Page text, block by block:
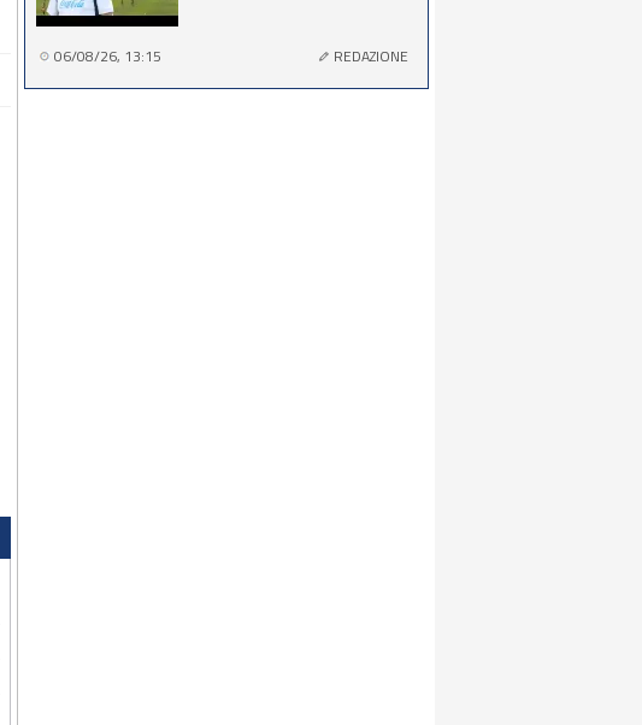
06/08/26, 13:15 REDAZIONE